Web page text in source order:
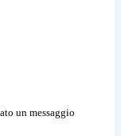
un messaggio